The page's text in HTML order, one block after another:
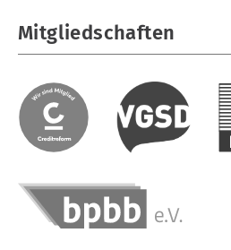
Mitgliedschaften